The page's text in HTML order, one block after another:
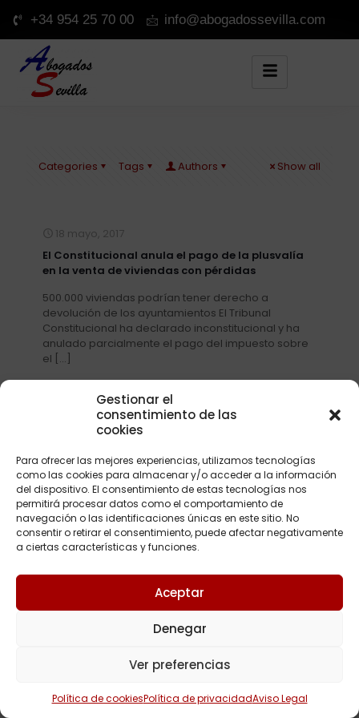
Gestionar el
consentimiento de las
cookies
Para ofrecer las mejores experiencias, utilizamos tecnologías
como las cookies para almacenar y/o acceder a la información
del dispositivo. El consentimiento de estas tecnologías nos
permitirá procesar datos como el comportamiento de
navegación o las identificaciones únicas en este sitio. No
consentir o retirar el consentimiento, puede afectar negativamente
a ciertas características y funciones.
Aceptar
Denegar
Ver preferencias
Política de cookiesPolítica de privacidadAviso Legal
+34 954 25 70 00 info@abogadossevilla.com
Categories Tags Authors Show all
18 mayo, 2017
El Constitucional anula el pago de la plusvalía
en la venta de viviendas con pérdidas
500.000 viviendas podrían tener derecho a
devolución de los ayuntamientos El Tribunal
Constitucional ha declarado inconstitucional y ha
anulado parcialmente el pago del impuesto sobre
el […]
Copyright © 2023Abogados Sevilla | Diseñado por Wepro